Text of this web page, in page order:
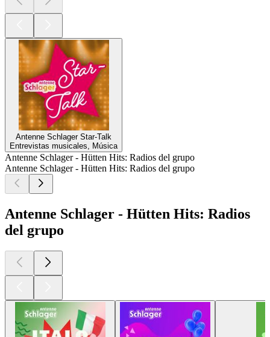
Antenne Schlager Star-Talk
Entrevistas musicales, Música
Antenne Schlager - Hütten Hits: Radios del grupo
Antenne Schlager - Hütten Hits: Radios del grupo
Antenne Schlager - Hütten Hits: Radios
del grupo